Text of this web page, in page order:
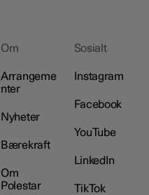
Om
Arrangeme
nter
Nyheter
Bærekraft
Om
Polestar
Sosialt
Instagram
Facebook
YouTube
LinkedIn
TikTok